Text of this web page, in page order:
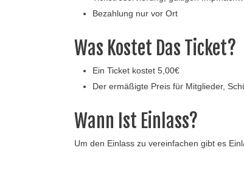
Bezahlung nur vor Ort
Was Kostet Das Ticket?
Ein Ticket kostet 5,00€
Der ermäßigte Preis für Mitglieder,
Wann Ist Einlass?
Um den Einlass zu vereinfachen gibt es